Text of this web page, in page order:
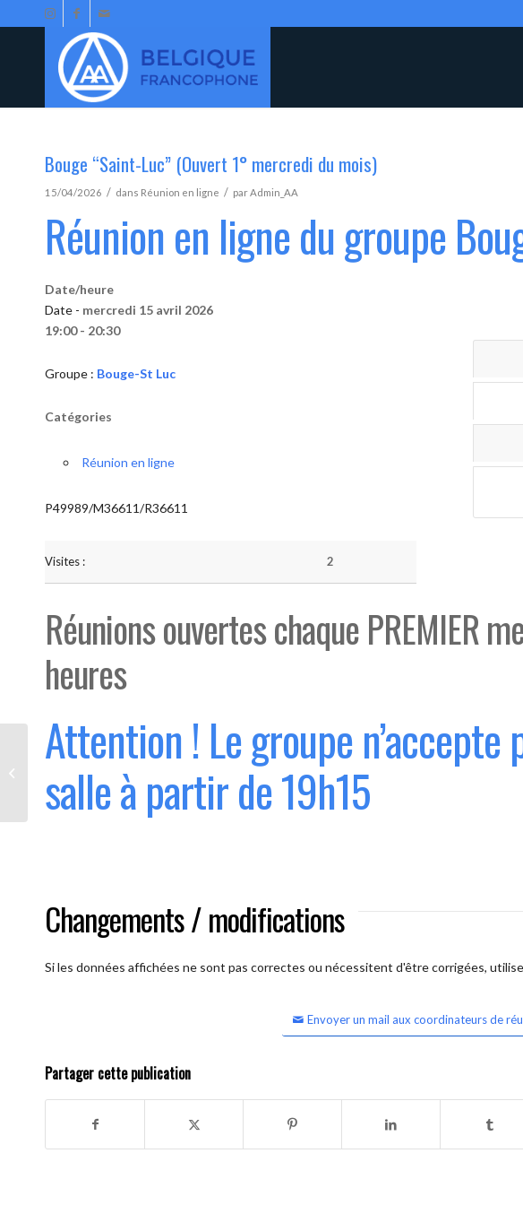
Bouge “Saint-Luc” (Ouvert 1° mercredi du mois)
15/04/2026 / dans Réunion en ligne / parAdmin_AA
Réunion en ligne du groupe
Date/heure
Date - mercredi 15 avril 2026
19:00 - 20:30
Groupe : Bouge-St Luc
Catégories
Réunion en ligne
P49989/M36611/R36611
Visites : 2
Réunions ouvertes chaque PREMIER
heures
Attention ! Le groupe n’accepte
salle à partir de 19h15
Changements / modifications
Si les données affichées ne sont pas correctes ou nécessitent d'être corrigées,
Envoyer un mail aux coordinateurs de
Partager cette publication
Bouge “Saint-Luc” (Ouvert 1°
mercredi du mois)